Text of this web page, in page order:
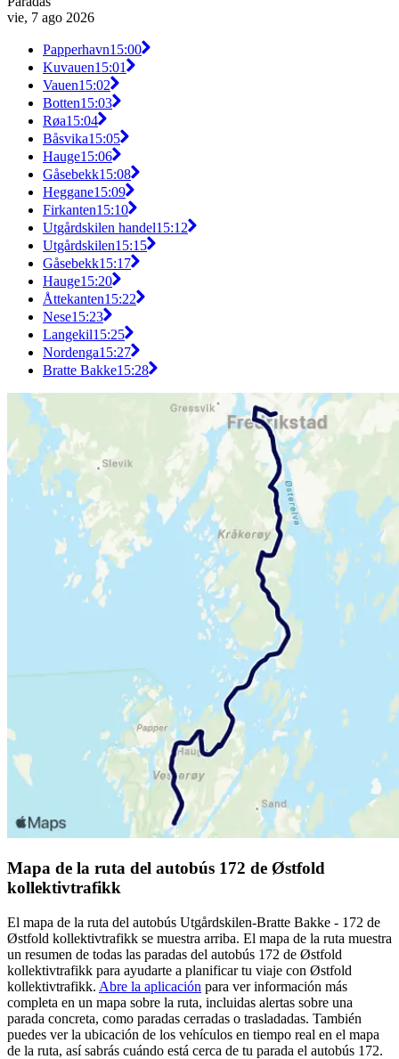
vie, 7 ago 2026
Papperhavn15:00
Kuvauen15:01
Vauen15:02
Botten15:03
Røa15:04
Båsvika15:05
Hauge15:06
Gåsebekk15:08
Heggane15:09
Firkanten15:10
Utgårdskilen handel15:12
Utgårdskilen15:15
Gåsebekk15:17
Hauge15:20
Åttekanten15:22
Nese15:23
Langekil15:25
Nordenga15:27
Bratte Bakke15:28
Mapa de la ruta del autobús 172 de Østfold
kollektivtrafikk
El mapa de la ruta del autobús Utgårdskilen-Bratte Bakke - 172 de
Østfold kollektivtrafikk se muestra arriba. El mapa de la ruta muestra
un resumen de todas las paradas del autobús 172 de Østfold
kollektivtrafikk para ayudarte a planificar tu viaje con Østfold
kollektivtrafikk. Abre la aplicación para ver información más
completa en un mapa sobre la ruta, incluidas alertas sobre una
parada concreta, como paradas cerradas o trasladadas. También
puedes ver la ubicación de los vehículos en tiempo real en el mapa
de la ruta, así sabrás cuándo está cerca de tu parada el autobús 172.